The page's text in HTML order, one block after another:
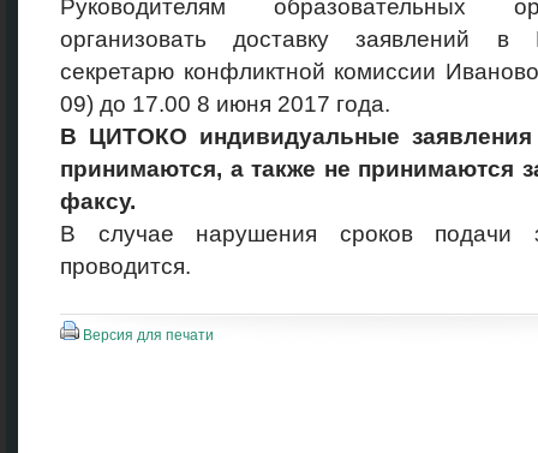
Руководителям образовательных
организовать доставку заявлений в
секретарю конфликтной комиссии
09) до 17.00 8 июня 2017 года.
В ЦИТОКО индивидуальные
принимаются, а также не принимаются
факсу.
В случае нарушения сроков подачи
проводится.
Версия для печати